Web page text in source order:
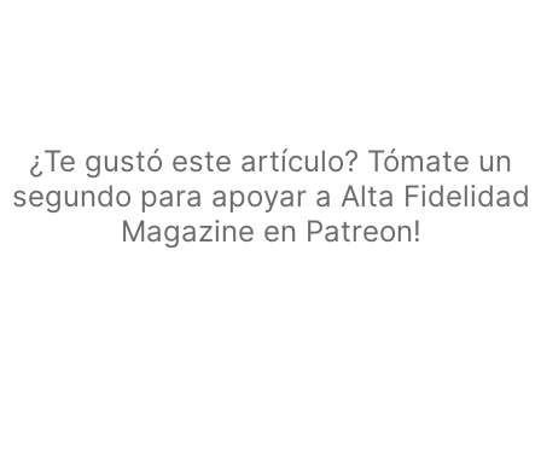
¿Te gustó este artículo? Tómate un
segundo para apoyar a Alta Fidelidad
Magazine en Patreon!